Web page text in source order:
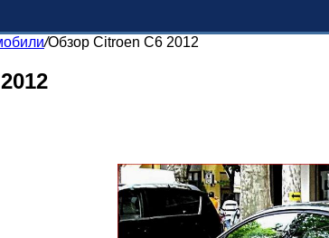
/Обзор Citroen C6 2012